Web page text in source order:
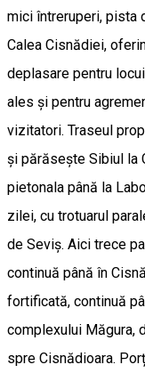
mici întreruperi, pista
Calea Cisnădiei,
deplasare pentru
ales și pentru
vizitatori. Traseul
și părăsește Sibiul la
pietonala până la
zilei, cu trotuarul
de Seviș. Aici trece
continuă până în
fortificată, continuă
complexului Măgura,
spre Cisnădioara.